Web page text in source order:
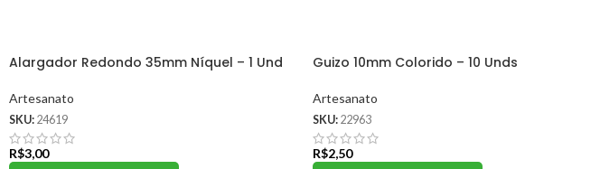
Alargador Redondo 35mm Níquel – 1 Und
Artesanato
SKU: 24619
R$3,00
Guizo 10mm Colorido – 10 Unds
Artesanato
SKU: 22963
R$2,50